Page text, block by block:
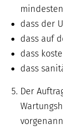
dass der
dass auf
dass
dass
Der